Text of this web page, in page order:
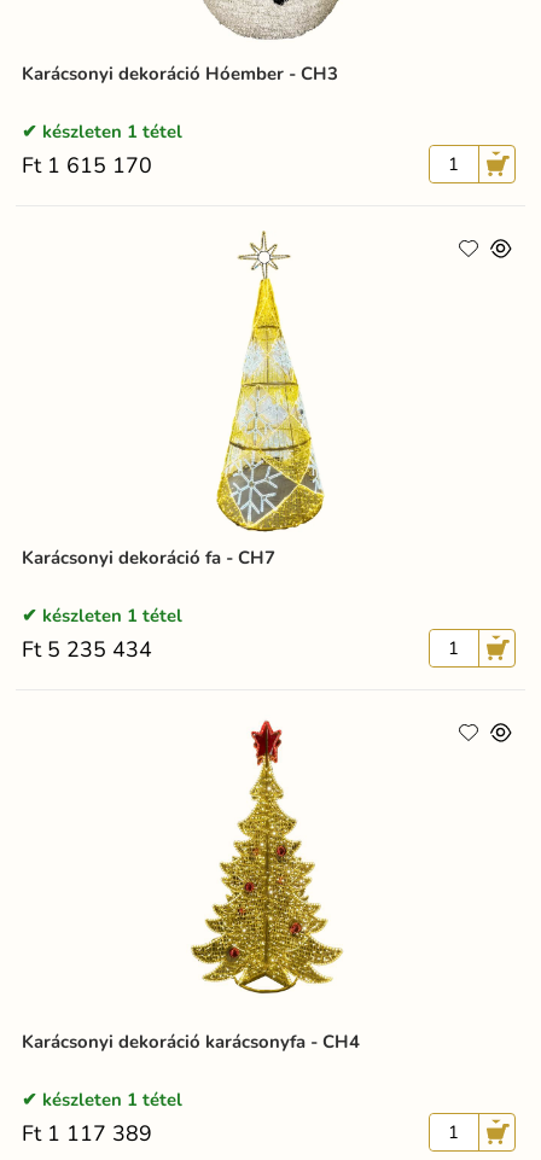
Karácsonyi dekoráció Hóember - CH3
készleten 1 tétel
Ft 1 615 170
Karácsonyi dekoráció fa - CH7
készleten 1 tétel
Ft 5 235 434
Karácsonyi dekoráció karácsonyfa - CH4
készleten 1 tétel
Ft 1 117 389